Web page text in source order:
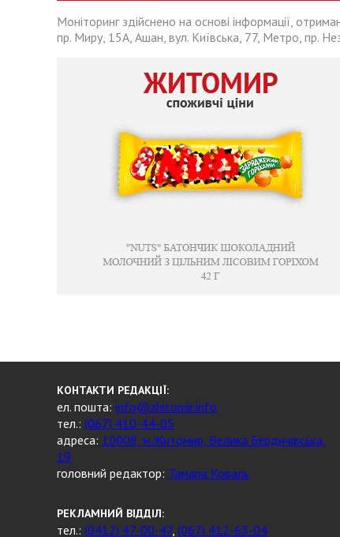
Моніторинг здійснено на основі інформації,
пр. Миру, 15А, Ашан, вул. Київська, 77, Метро, пр.
КОНТАКТИ РЕДАКЦІЇ:
ел. пошта: info@zhitomir.info
тел.: (067) 410-44-05
адреса: 10008, м.Житомир, Велика Бердичівська,
19
головний редактор: Тамара Коваль
РЕКЛАМНИЙ ВІДДІЛ:
тел.: (0412) 47-00-47, (067) 412-63-04